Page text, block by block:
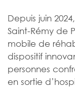
Depuis juin
Saint-Rémy de
mobile de
dispositif
personnes
en sortie